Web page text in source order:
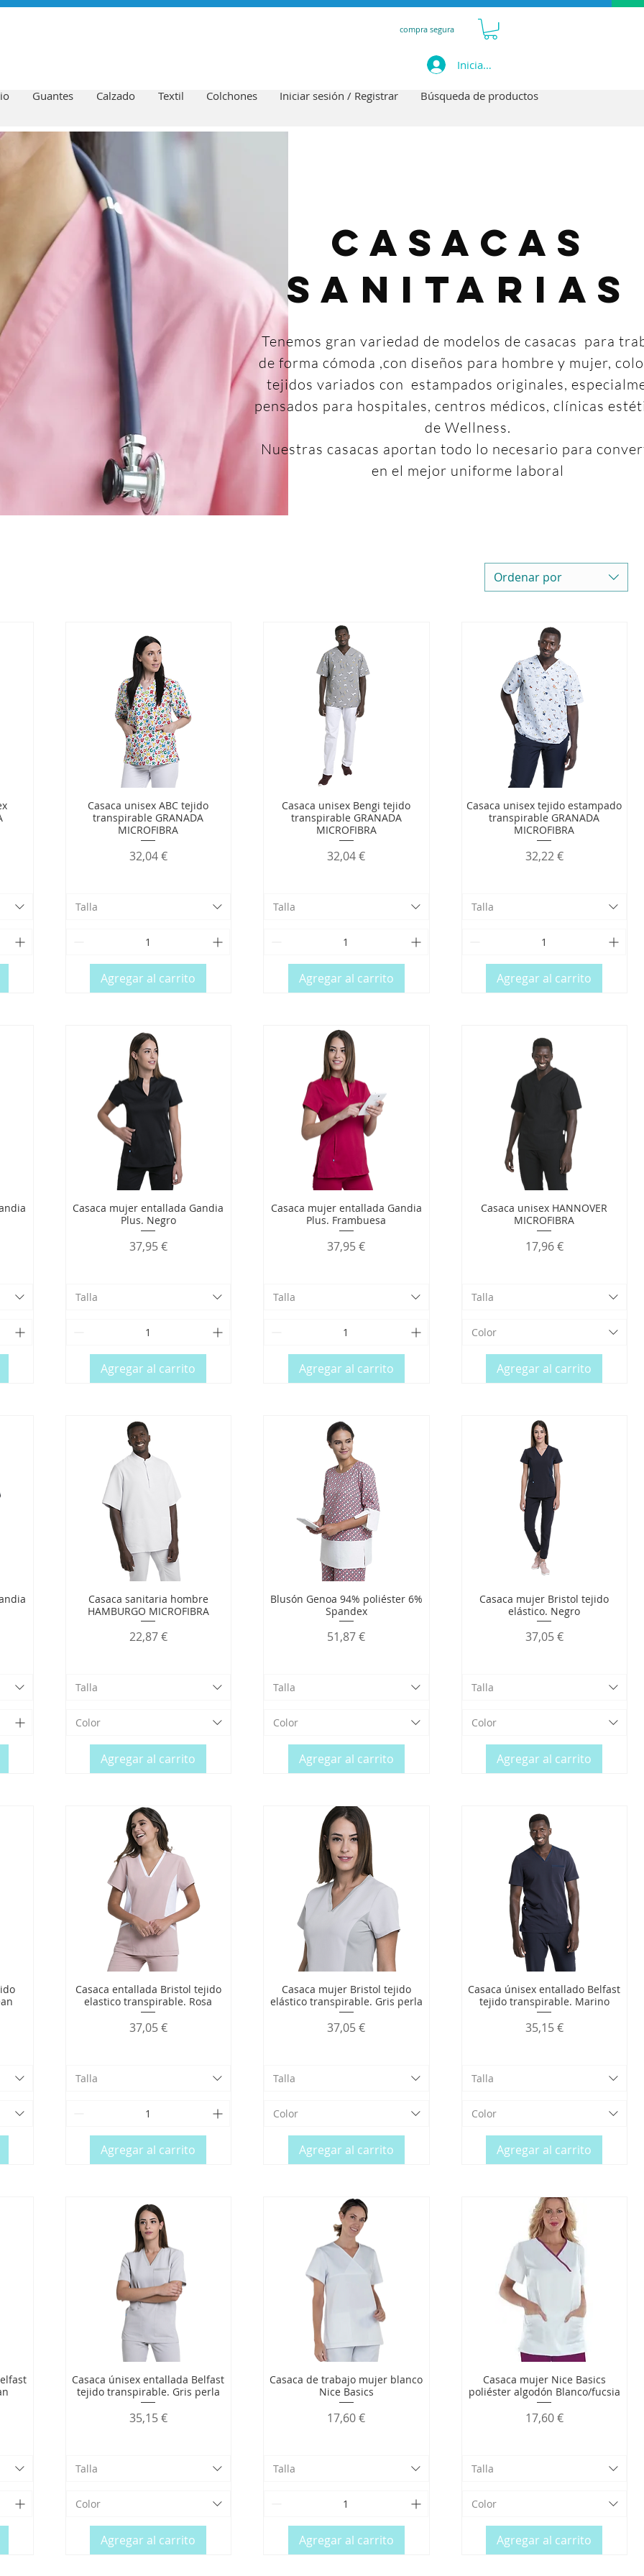
compra segura
Iniciar sesión
Guantes Calzado Textil Colchones Iniciar sesión / Registrar Búsqueda de productos
casacas
sanitarias
Tenemos gran variedad de modelos de casacas para
de forma cómoda ,con diseños para hombre y mujer,
tejidos variados con estampados originales,
pensados para hospitales, centros médicos, clínicas
de Wellness.
Nuestras casacas aportan todo lo necesario para
en el mejor uniforme laboral
Ordenar por
Casaca unisex ABC tejido
transpirable GRANADA
MICROFIBRA
Precio
32,04 €
Talla
Agregar al carrito
Casaca unisex Bengi tejido
transpirable GRANADA
MICROFIBRA
Precio
32,04 €
Talla
Agregar al carrito
Casaca unisex tejido estampado
transpirable GRANADA
MICROFIBRA
Precio
32,22 €
Talla
Agregar al carrito
Casaca mujer entallada Gandia
Plus. Negro
Precio
37,95 €
Talla
Agregar al carrito
Casaca mujer entallada Gandia
Plus. Frambuesa
Precio
37,95 €
Talla
Agregar al carrito
Casaca unisex HANNOVER
MICROFIBRA
Precio
17,96 €
Talla
Color
Agregar al carrito
Casaca sanitaria hombre
HAMBURGO MICROFIBRA
Precio
22,87 €
Talla
Color
Agregar al carrito
Blusón Genoa 94% poliéster 6%
Spandex
Precio
51,87 €
Talla
Color
Agregar al carrito
Casaca mujer Bristol tejido
elástico. Negro
Precio
37,05 €
Talla
Color
Agregar al carrito
Casaca entallada Bristol tejido
elastico transpirable. Rosa
Precio
37,05 €
Talla
Agregar al carrito
Casaca mujer Bristol tejido
elástico transpirable. Gris perla
Precio
37,05 €
Talla
Color
Agregar al carrito
Casaca únisex entallado Belfast
tejido transpirable. Marino
Precio
35,15 €
Talla
Color
Agregar al carrito
Casaca únisex entallada Belfast
tejido transpirable. Gris perla
Precio
35,15 €
Talla
Color
Agregar al carrito
Casaca de trabajo mujer blanco
Nice Basics
Precio
17,60 €
Talla
Agregar al carrito
Casaca mujer Nice Basics
poliéster algodón Blanco/fucsia
Precio
17,60 €
Talla
Color
Agregar al carrito